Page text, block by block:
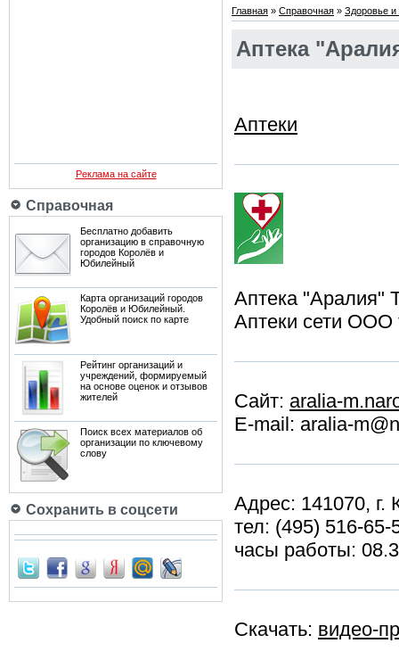
Реклама на сайте
Справочная
Бесплатно добавить
организацию в справочную
городов Королёв и
Юбилейный
Карта организаций городов
Королёв и Юбилейный.
Удобный поиск по карте
Рейтинг организаций и
учреждений, формируемый
на основе оценок и отзывов
жителей
Поиск всех материалов об
организации по ключевому
слову
Сохранить в соцсети
Главная » Справочная » Здоровье и
Аптека
Аптеки
Аптека "Аралия"
Аптеки сети
Сайт: aralia-
E-mail: aralia-
Адрес: 141070, г.
тел: (495) 516-65-
часы работы:
Скачать: видео-